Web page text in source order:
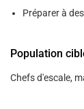
Préparer à
Population
Chefs d'escale,